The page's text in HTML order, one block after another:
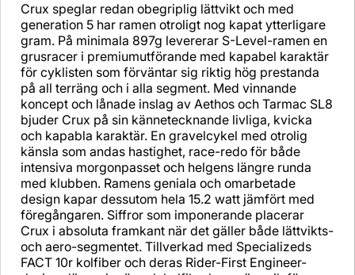
Crux speglar redan obegriplig lättvikt och med
generation 5 har ramen otroligt nog kapat ytterligare
gram. På minimala 897g levererar S-Level-ramen en
grusracer i premiumutförande med kapabel karaktär
för cyklisten som förväntar sig riktig hög prestanda
på all terräng och i alla segment. Med vinnande
koncept och lånade inslag av Aethos och Tarmac SL8
bjuder Crux på sin kännetecknande livliga, kvicka
och kapabla karaktär. En gravelcykel med otrolig
känsla som andas hastighet, race-redo för både
intensiva morgonpasset och helgens längre runda
med klubben. Ramens geniala och omarbetade
design kapar dessutom hela 15.2 watt jämfört med
föregångaren. Siffror som imponerande placerar
Crux i absoluta framkant när det gäller både lättvikts-
och aero-segmentet. Tillverkad med Specializeds
FACT 10r kolfiber och deras Rider-First Engineer-